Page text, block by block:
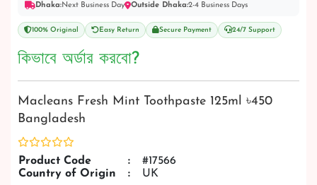
Dhaka:Next Business Day Outside Dhaka:2-4 Business Days
100% Original Easy Return Secure Payment 24/7 Support
কিভাবে অর্ডার করবো?
Macleans Fresh Mint Toothpaste 125ml ৳450
Bangladesh
Product Code :
#17566
Country of Origin
: UK